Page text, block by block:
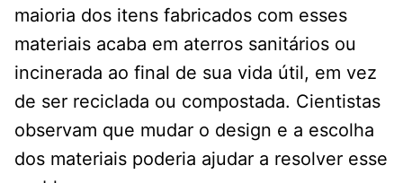
maioria dos itens fabricados com esses
materiais acaba em aterros sanitários ou
incinerada ao final de sua vida útil, em vez
de ser reciclada ou compostada. Cientistas
observam que mudar o design e a escolha
dos materiais poderia ajudar a resolver esse